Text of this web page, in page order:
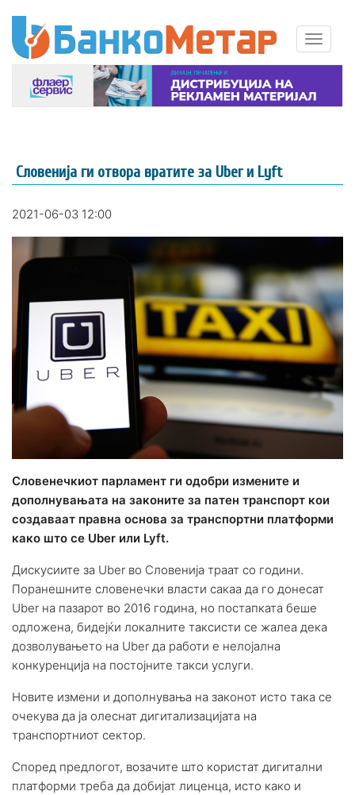
Словенија ги отвора вратите за Uber и Lyft
2021-06-03 12:00
Словенечкиот парламент ги одобри измените и
дополнувањата на законите за патен транспорт кои
создаваат правна основа за транспортни платформи
како што се Uber или Lyft.
Дискусиите за Uber во Словенија траат со години.
Поранешните словенечки власти сакаа да го донесат
Uber на пазарот во 2016 година, но постапката беше
одложена, бидејќи локалните таксисти се жалеа дека
дозволувањето на Uber да работи е нелојална
конкуренција на постојните такси услуги.
Новите измени и дополнувања на законот исто така се
очекува да ја олеснат дигитализацијата на
транспортниот сектор.
Според предлогот, возачите што користат дигитални
платформи треба да добијат лиценца, исто како и